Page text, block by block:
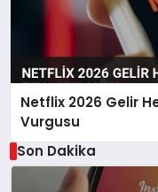
Netflix 2026 Gelir
Vurgusu
Son Dakika